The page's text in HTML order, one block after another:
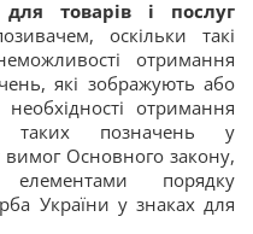
товарів і послуг
оскільки такі
отримання
які зображують або
отримання
таких позначень у
вимог Основного закону,
порядку
України у знаках для